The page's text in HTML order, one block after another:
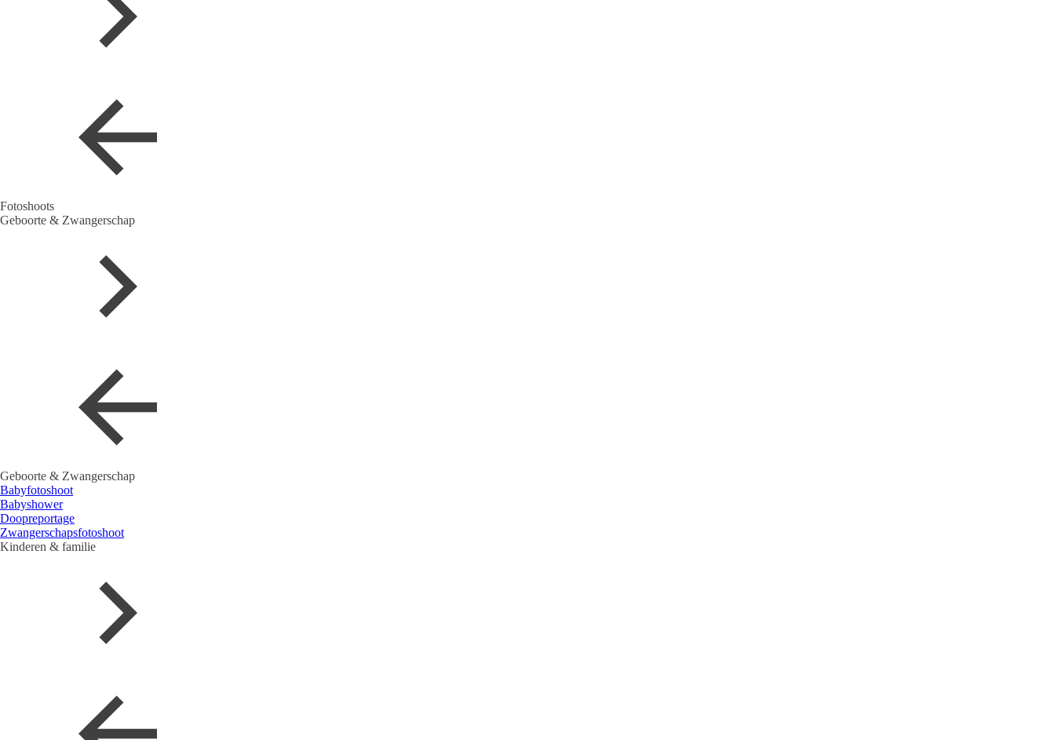
Fotoshoots
Geboorte & Zwangerschap
Geboorte & Zwangerschap
Babyfotoshoot
Babyshower
Doopreportage
Zwangerschapsfotoshoot
Kinderen & familie